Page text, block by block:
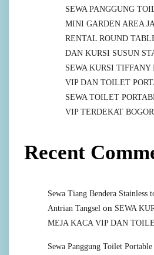
SEWA PANGGUNG
MINI GARDEN AREA
RENTAL ROUND
DAN KURSI SUSUN
SEWA KURSI
VIP DAN TOILET
SEWA TOILET
VIP TERDEKAT BOGOR.
Recent
Sewa Tiang Bendera Stainless
Antrian Tangsel on SEWA
MEJA KACA VIP DAN
Sewa Panggung Toilet